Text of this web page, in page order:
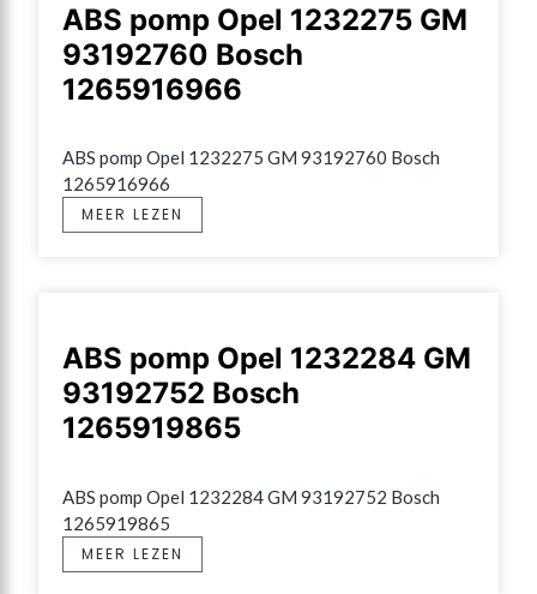
ABS pomp Opel 1232275 GM
93192760 Bosch
1265916966
ABS pomp Opel 1232275 GM 93192760 Bosch
1265916966
MEER LEZEN
ABS pomp Opel 1232284 GM
93192752 Bosch
1265919865
ABS pomp Opel 1232284 GM 93192752 Bosch
1265919865
MEER LEZEN